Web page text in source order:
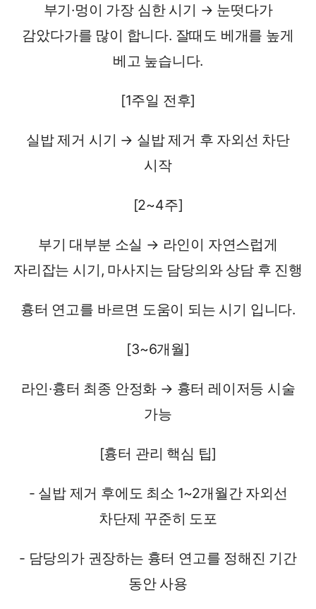
부기·멍이 가장 심한 시기 → 눈떳다가
감았다가를 많이 합니다. 잘때도 베개를 높게
베고 눞습니다.
[1주일 전후]
실밥 제거 시기 → 실밥 제거 후 자외선 차단
시작
[2~4주]
부기 대부분 소실 → 라인이 자연스럽게
자리잡는 시기, 마사지는 담당의와 상담 후 진행
흉터 연고를 바르면 도움이 되는 시기 입니다.
[3~6개월]
라인·흉터 최종 안정화 → 흉터 레이저등 시술
가능
[흉터 관리 핵심 팁]
- 실밥 제거 후에도 최소 1~2개월간 자외선
차단제 꾸준히 도포
- 담당의가 권장하는 흉터 연고를 정해진 기간
동안 사용